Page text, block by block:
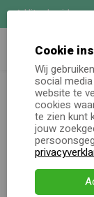
Uitgebreide
Online
Alle
Luxe
Cookie
Wij
social
website te
cookies
te zien kunt
jouw